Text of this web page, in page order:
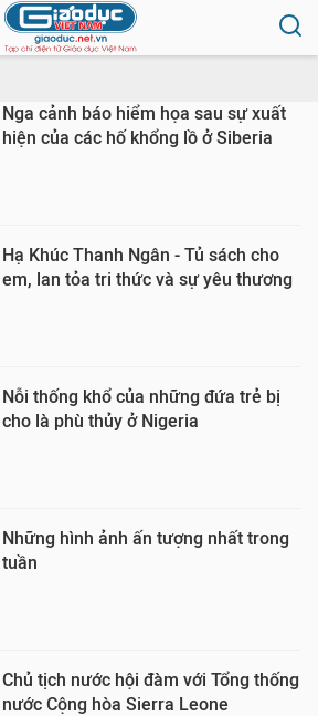
Nga cảnh báo hiểm họa sau sự xuất
hiện của các hố khổng lồ ở Siberia
Hạ Khúc Thanh Ngân - Tủ sách cho
em, lan tỏa tri thức và sự yêu thương
Nỗi thống khổ của những đứa trẻ bị
cho là phù thủy ở Nigeria
Những hình ảnh ấn tượng nhất trong
tuần
Chủ tịch nước hội đàm với Tổng thống
nước Cộng hòa Sierra Leone